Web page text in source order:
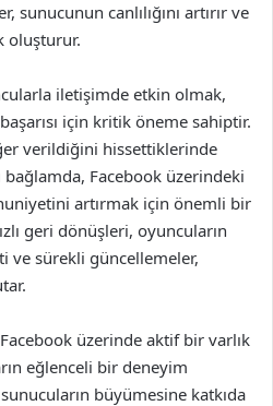
canlılığını artırır ve
oluşturur.
iletişimde etkin olmak,
için kritik öneme sahiptir.
verildiğini hissettiklerinde
Facebook üzerindeki
artırmak için önemli bir
geri dönüşleri, oyuncuların
ve sürekli güncellemeler,
üzerinde aktif bir varlık
eğlenceli bir deneyim
büyümesine katkıda